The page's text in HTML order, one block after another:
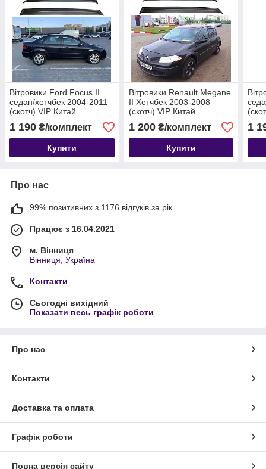
Вітровики Ford Focus II
седан/хетчбек 2004-2011
(скотч) VIP Китай
1 190 ₴/комплект
Купити
Вітровики Renault Megane
II Хетчбек 2003-2008
(скотч) VIP Китай
1 200₴/комплект
Купити
1
Про нас
99% позитивних з 1176 відгуків за рік
Працює з 16.04.2021
м. Вінниця
Вінниця, Україна
Контакти
Сьогодні вихідний
Показати весь графік роботи
Про нас
Контакти
Доставка та оплата
Графік роботи
Повна версія сайту